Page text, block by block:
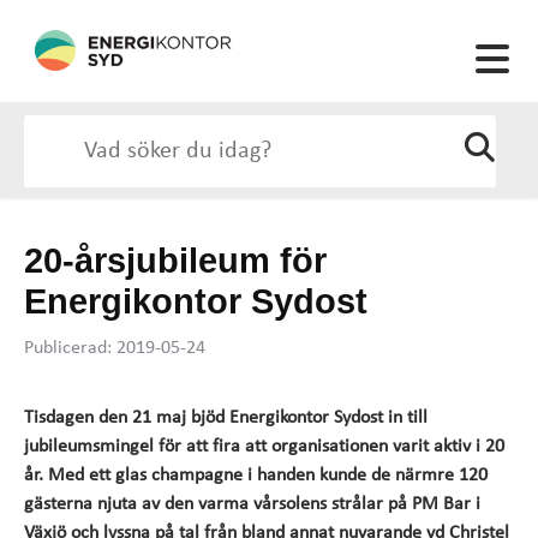
20-årsjubileum för
Energikontor Sydost
Publicerad: 2019-05-24
Tisdagen den 21 maj bjöd Energikontor Sydost in till
jubileumsmingel för att fira att organisationen varit aktiv i 20
år. Med ett glas champagne i handen kunde de närmre 120
gästerna njuta av den varma vårsolens strålar på PM Bar i
Växjö och lyssna på tal från bland annat nuvarande vd Christel